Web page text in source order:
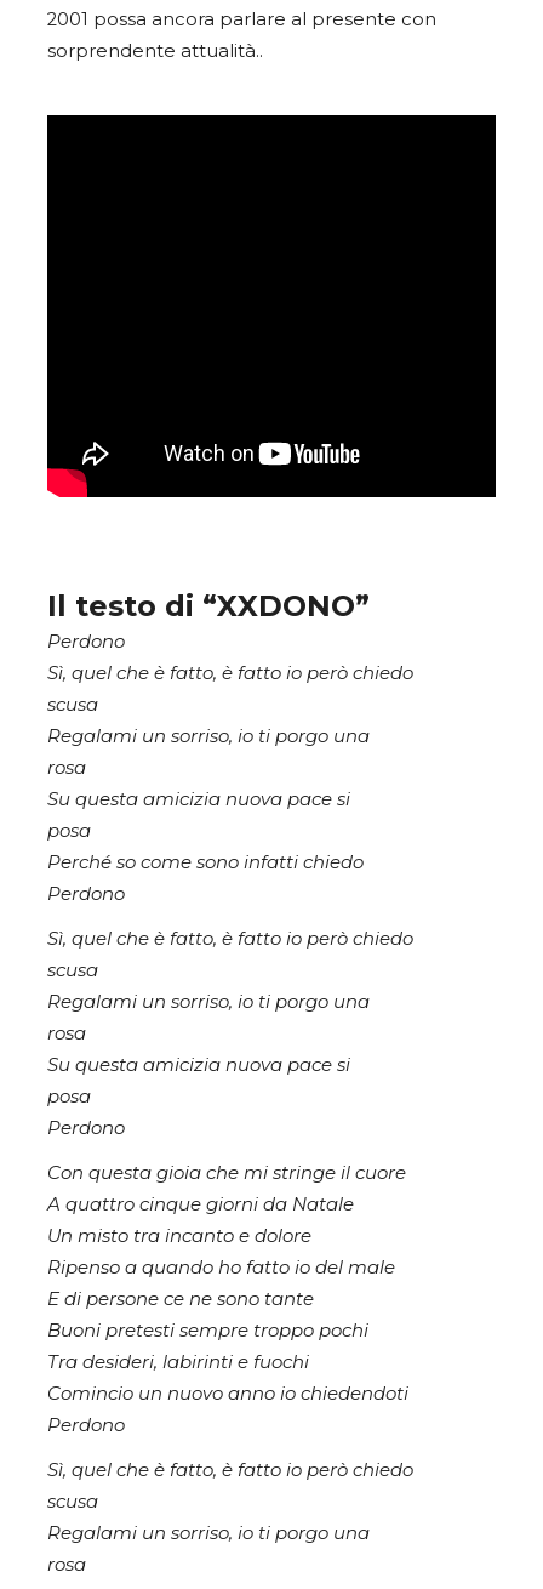
2001 possa ancora parlare al presente con
sorprendente attualità..
Il testo di “XXDONO”
Perdono
Sì, quel che è fatto, è fatto io però chiedo
scusa
Regalami un sorriso, io ti porgo una
rosa
Su questa amicizia nuova pace si
posa
Perché so come sono infatti chiedo
Perdono
Sì, quel che è fatto, è fatto io però chiedo
scusa
Regalami un sorriso, io ti porgo una
rosa
Su questa amicizia nuova pace si
posa
Perdono
Con questa gioia che mi stringe il cuore
A quattro cinque giorni da Natale
Un misto tra incanto e dolore
Ripenso a quando ho fatto io del male
E di persone ce ne sono tante
Buoni pretesti sempre troppo pochi
Tra desideri, labirinti e fuochi
Comincio un nuovo anno io chiedendoti
Perdono
Sì, quel che è fatto, è fatto io però chiedo
scusa
Regalami un sorriso, io ti porgo una
rosa